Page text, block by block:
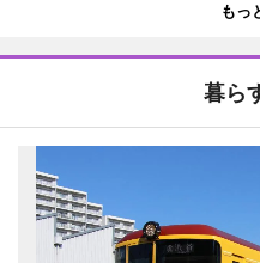
もっ
暮ら